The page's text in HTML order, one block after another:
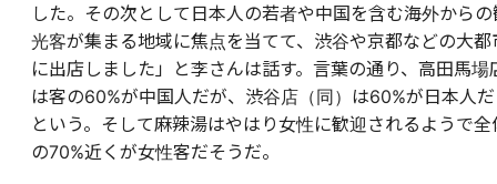
した。その次として日本人の若者や中国を含む海外からの
光客が集まる地域に焦点を当てて、渋谷や京都などの大都
に出店しました」と李さんは話す。言葉の通り、高田馬場
は客の60%が中国人だが、渋谷店（同）は60%が日本人だ
という。そして麻辣湯はやはり女性に歓迎されるようで全
の70%近くが女性客だそうだ。